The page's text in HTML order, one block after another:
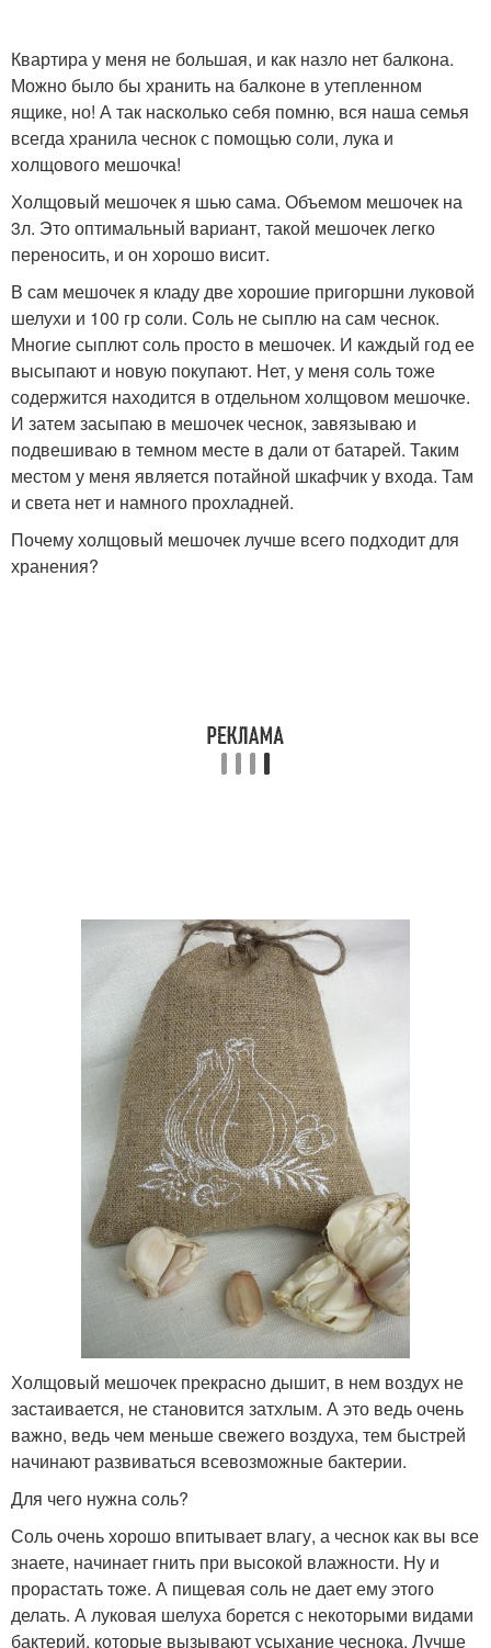
Квартира у меня не большая, и как назло нет балкона.
Можно было бы хранить на балконе в утепленном
ящике, но! А так насколько себя помню, вся наша семья
всегда хранила чеснок с помощью соли, лука и
холщового мешочка!
Холщовый мешочек я шью сама. Объемом мешочек на
3л. Это оптимальный вариант, такой мешочек легко
переносить, и он хорошо висит.
В сам мешочек я кладу две хорошие пригоршни луковой
шелухи и 100 гр соли. Соль не сыплю на сам чеснок.
Многие сыплют соль просто в мешочек. И каждый год ее
высыпают и новую покупают. Нет, у меня соль тоже
содержится находится в отдельном холщовом мешочке.
И затем засыпаю в мешочек чеснок, завязываю и
подвешиваю в темном месте в дали от батарей. Таким
местом у меня является потайной шкафчик у входа. Там
и света нет и намного прохладней.
Почему холщовый мешочек лучше всего подходит для
хранения?
Холщовый мешочек прекрасно дышит, в нем воздух не
застаивается, не становится затхлым. А это ведь очень
важно, ведь чем меньше свежего воздуха, тем быстрей
начинают развиваться всевозможные бактерии.
Для чего нужна соль?
Соль очень хорошо впитывает влагу, а чеснок как вы все
знаете, начинает гнить при высокой влажности. Ну и
прорастать тоже. А пищевая соль не дает ему этого
делать. А луковая шелуха борется с некоторыми видами
бактерий, которые вызывают усыхание чеснока. Лучше